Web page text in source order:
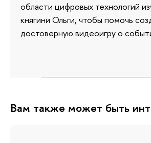
области цифровых технологий
княгини Ольги, чтобы помочь
достоверную видеоигру о
Вам также может быть